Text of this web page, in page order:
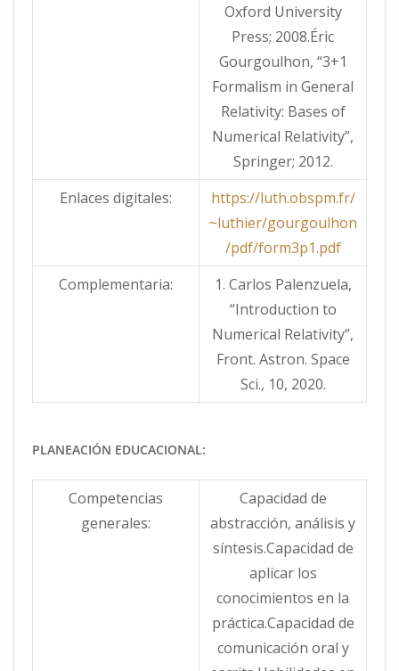
Oxford University
Press; 2008.Éric
Gourgoulhon, “3+1
Formalism in General
Relativity: Bases of
Numerical Relativity”,
Springer; 2012.
Enlaces digitales:
https://luth.obspm.fr/
~luthier/gourgoulhon
/pdf/form3p1.pdf
Complementaria:
1. Carlos Palenzuela,
“Introduction to
Numerical Relativity”,
Front. Astron. Space
Sci., 10, 2020.
PLANEACIÓN EDUCACIONAL:
Competencias
generales:
Capacidad de
abstracción, análisis y
síntesis.Capacidad de
aplicar los
conocimientos en la
práctica.Capacidad de
comunicación oral y